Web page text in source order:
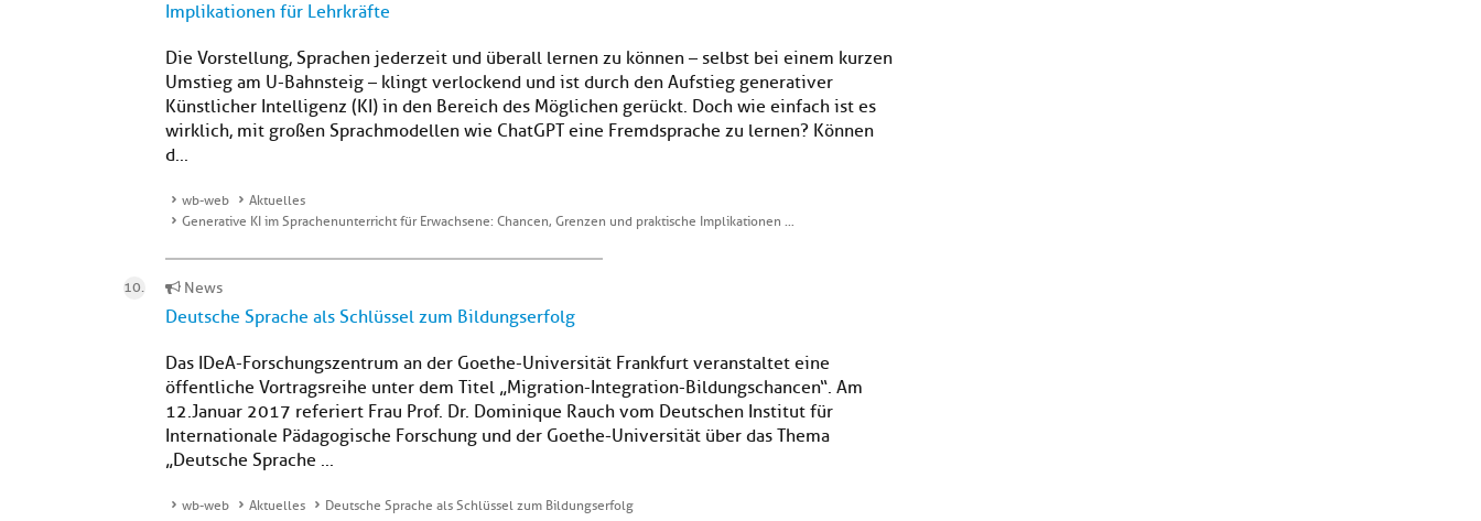
Implikationen für Lehrkräfte
Die Vorstellung, Sprachen jederzeit und überall lernen zu können – selbst bei einem kurzen
Umstieg am U-Bahnsteig – klingt verlockend und ist durch den Aufstieg generativer
Künstlicher Intelligenz (KI) in den Bereich des Möglichen gerückt. Doch wie einfach ist es
wirklich, mit großen Sprachmodellen wie ChatGPT eine Fremdsprache zu lernen? Können
d...
wb-web
Aktuelles
Generative KI im Sprachenunterricht für Erwachsene: Chancen, Grenzen und praktische Implikationen …
News
Deutsche Sprache als Schlüssel zum Bildungserfolg
Das IDeA-Forschungszentrum an der Goethe-Universität Frankfurt veranstaltet eine
öffentliche Vortragsreihe unter dem Titel „Migration-Integration-Bildungschancen“. Am
12. Januar 2017 referiert Frau Prof. Dr. Dominique Rauch vom Deutschen Institut für
Internationale Pädagogische Forschung und der Goethe-Universität über das Thema
„Deutsche Sprache ...
wb-web Aktuelles Deutsche Sprache als Schlüssel zum Bildungserfolg